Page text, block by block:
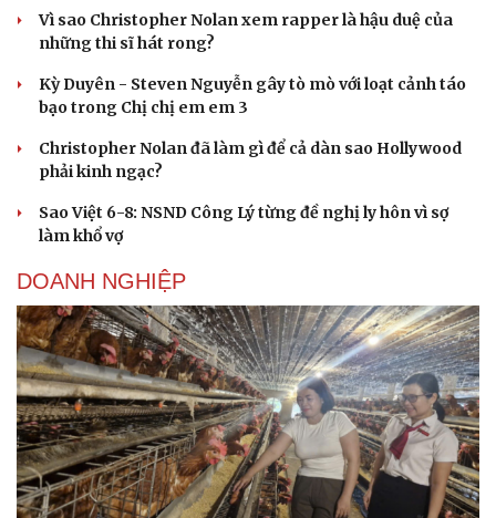
Vì sao Christopher Nolan xem rapper là hậu duệ của
những thi sĩ hát rong?
Kỳ Duyên - Steven Nguyễn gây tò mò với loạt cảnh táo
bạo trong Chị chị em em 3
Christopher Nolan đã làm gì để cả dàn sao Hollywood
phải kinh ngạc?
Sao Việt 6-8: NSND Công Lý từng đề nghị ly hôn vì sợ
làm khổ vợ
DOANH NGHIỆP